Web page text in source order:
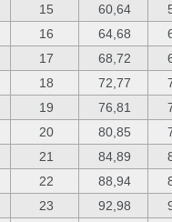
15 60,64
16 64,68
17 68,72
18 72,77
19 76,81
20 80,85
21 84,89
22 88,94
23 92,98